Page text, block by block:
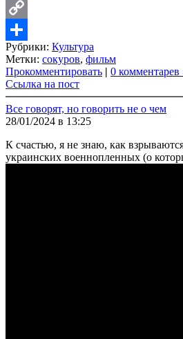
LinkedIn
Copy
Link
Share
Рубрики: Культура
Метки: сокуров, фильм
Прокомментировать | 0 комментарев
Ссылка на пост
Все говорят, но говорить не о чем
28/01/2024 в 13:25
К счастью, я не знаю, как
украинских военнопленных (о